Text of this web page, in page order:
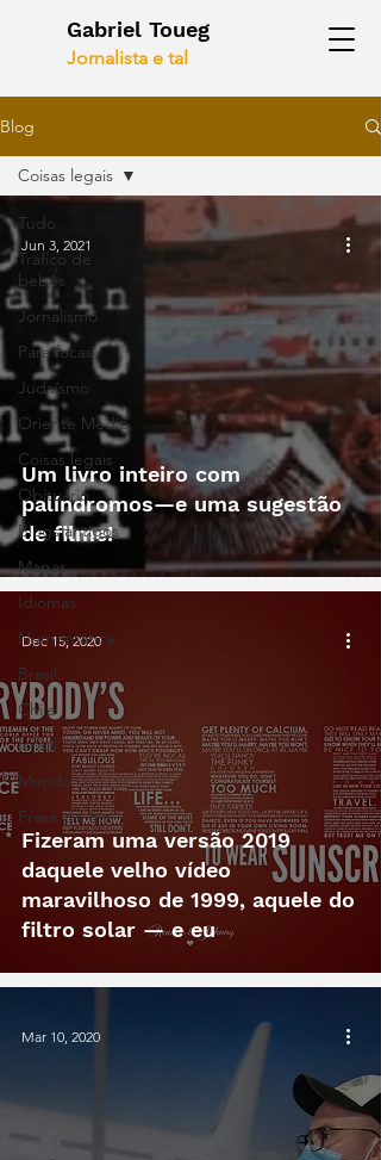
Gabriel Toueg
Jornalista e tal
Blog
Tudo
Tráfico de
bebês
Jornalismo
Para focas
Judaísmo
Oriente Médio
Coisas legais
Obituário
Blogs antigos
Mapas
Idiomas
Numismática
Brasil
Chile
Israel
Mundo
Frase do dia
Coisas legais
Um livro inteiro com
palíndromos—e uma sugestão
de filme!
Jun 3, 2021
Fizeram uma versão 2019
daquele velho vídeo
maravilhoso de 1999, aquele do
filtro solar — e eu
Dec 15, 2020
Mar 10, 2020